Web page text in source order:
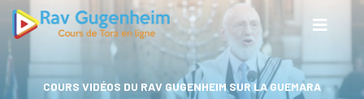
COURS VIDÉOS DU RAV GUGENHEIM SUR LA GUEMARA